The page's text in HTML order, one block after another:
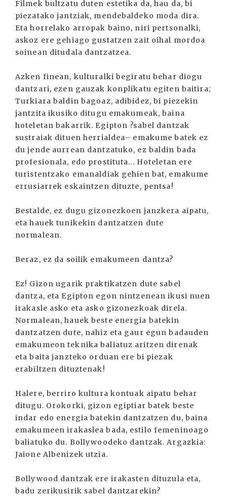
Filmek bultzatu duten estetika da, hau da, bi
piezatako jantziak, mendebaldeko moda dira.
Eta horrelako arropak baino, niri pertsonalki,
askoz ere gehiago gustatzen zait oihal mordoa
soinean ditudala dantzatzea.
Azken finean, kulturalki begiratu behar diogu
dantzari, ezen gauzak konplikatu egiten baitira;
Turkiara baldin bagoaz, adibidez, bi piezekin
jantzita ikusiko ditugu emakumeak, baina
hoteletan bakarrik. Egipton ?sabel dantzak
sustraiak dituen herrialdea– emakume batek ez
du jende aurrean dantzatuko, ez baldin bada
profesionala, edo prostituta... Hoteletan ere
turistentzako emanaldiak gehien bat, emakume
errusiarrek eskaintzen dituzte, pentsa!
Bestalde, ez dugu gizonezkoen janzkera aipatu,
eta hauek tunikekin dantzatzen dute
normalean.
Beraz, ez da soilik emakumeen dantza?
Ez! Gizon ugarik praktikatzen dute sabel
dantza, eta Egipton egon nintzenean ikusi nuen
irakasle asko eta asko gizonezkoak direla.
Normalean, hauek beste energia batekin
dantzatzen dute, nahiz eta gaur egun badauden
emakumeon teknika baliatuz aritzen direnak
eta baita janzteko orduan ere bi piezak
erabiltzen dituztenak!
Halere, berriro kultura kontuak aipatu behar
ditugu. Orokorki, gizon egiptiar batek beste
indar edo energia batekin dantzatzen du, baina
emakumeen irakaslea bada, estilo femeninoago
baliatuko du. Bollywoodeko dantzak. Argazkia:
Jaione Albenizek utzia.
Bollywood dantzak ere irakasten dituzula eta,
badu zerikusirik sabel dantzarekin?